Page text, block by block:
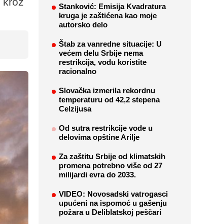
Stanković: Emisija Kvadratura
kruga je zaštićena kao moje
autorsko delo
Štab za vanredne situacije: U
većem delu Srbije nema
restrikcija, vodu koristite
racionalno
Slovačka izmerila rekordnu
temperaturu od 42,2 stepena
Celzijusa
Od sutra restrikcije vode u
delovima opštine Arilje
Za zaštitu Srbije od klimatskih
promena potrebno više od 27
milijardi evra do 2033.
VIDEO: Novosadski vatrogasci
upućeni na ispomoć u gašenju
požara u Deliblatskoj peščari